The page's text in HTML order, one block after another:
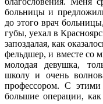
больницы и
до этого врач
губы, уехал в
запоздалая, как
фельдшер, и вместе со
молодая девушка,
школу и очень
профессором. С
большие операции,